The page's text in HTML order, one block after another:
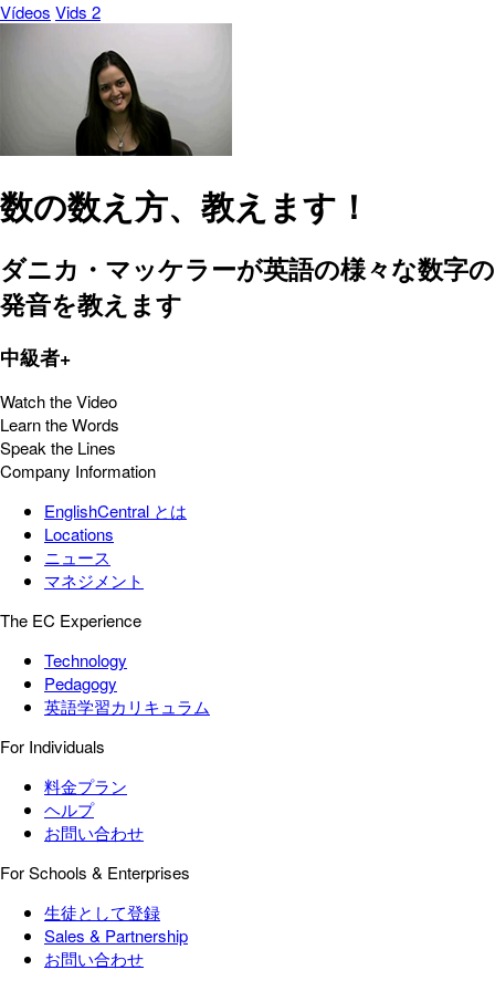
Vídeos Vids 2
数の数え方、教えます！
ダニカ・マッケラーが英語の様々な数字の
発音を教えます
中級者+
Watch the Video
Learn the Words
Speak the Lines
Company Information
EnglishCentral とは
Locations
ニュース
マネジメント
The EC Experience
Technology
Pedagogy
英語学習カリキュラム
For Individuals
料金プラン
ヘルプ
お問い合わせ
For Schools & Enterprises
生徒として登録
Sales & Partnership
お問い合わせ